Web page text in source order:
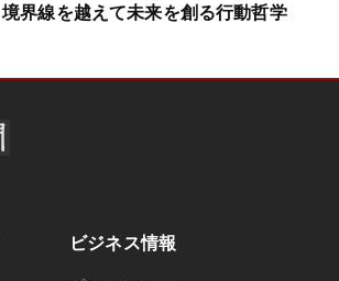
境界線を越えて未来を創る行動哲学
ビジネス情報